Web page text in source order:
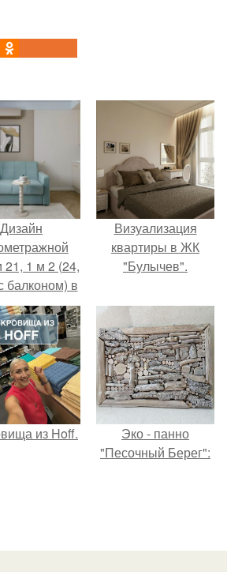
Дизайн
21, 1 м 2 (24,
балконом) в
Визуализация
квартиры в ЖК
"Булычев".
из Hoff.
Эко - панно
"Песочный Берег":